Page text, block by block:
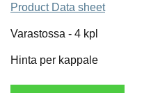
Product Data sheet
Varastossa - 4 kpl
Hinta per kappale